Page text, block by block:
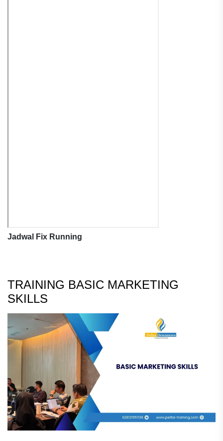
Jadwal Fix Running
TRAINING BASIC MARKETING
SKILLS